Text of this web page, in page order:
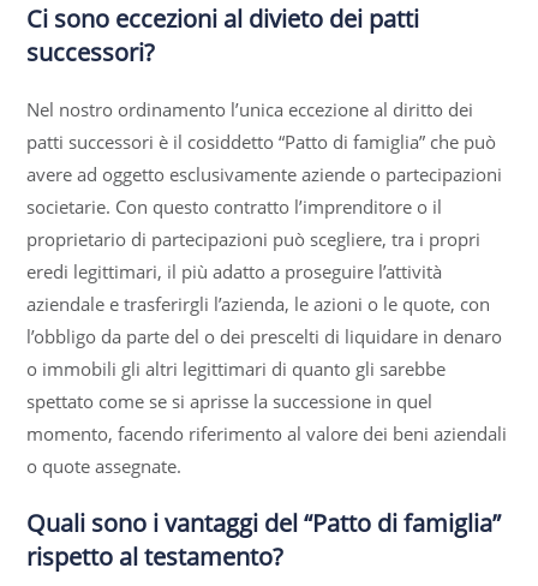
Ci sono eccezioni al divieto dei patti
successori?
Nel nostro ordinamento l’unica eccezione al diritto dei
patti successori è il cosiddetto “Patto di famiglia” che può
avere ad oggetto esclusivamente aziende o partecipazioni
societarie. Con questo contratto l’imprenditore o il
proprietario di partecipazioni può scegliere, tra i propri
eredi legittimari, il più adatto a proseguire l’attività
aziendale e trasferirgli l’azienda, le azioni o le quote, con
l’obbligo da parte del o dei prescelti di liquidare in denaro
o immobili gli altri legittimari di quanto gli sarebbe
spettato come se si aprisse la successione in quel
momento, facendo riferimento al valore dei beni aziendali
o quote assegnate.
Quali sono i vantaggi del “Patto di famiglia”
rispetto al testamento?